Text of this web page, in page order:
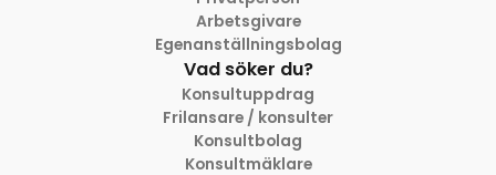
Arbetsgivare
Egenanställningsbolag
Vad söker du?
Konsultuppdrag
Frilansare / konsulter
Konsultbolag
Konsultmäklare